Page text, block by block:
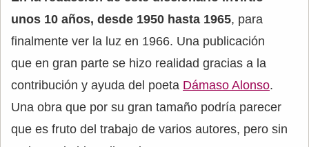
unos 10 años, desde 1950 hasta 1965, para
finalmente ver la luz en 1966. Una publicación
que en gran parte se hizo realidad gracias a la
contribución y ayuda del poeta Dámaso Alonso.
Una obra que por su gran tamaño podría parecer
que es fruto del trabajo de varios autores, pero sin